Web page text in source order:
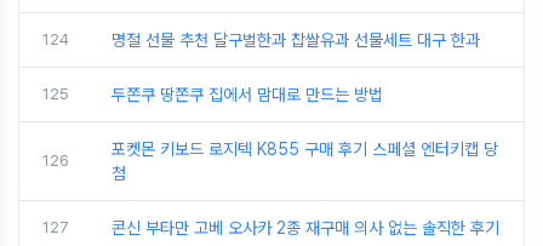
124 명절 선물 추천 달구벌한과 찹쌀유과 선물세트 대구 한과
125 두쫀쿠 땅쫀쿠 집에서 맘대로 만드는 방법
126
포켓몬 키보드 로지텍 K855 구매 후기 스페셜 엔터키캡 당
첨
127 콘신 부타만 고베 오사카 2종 재구매 의사 없는 솔직한 후기